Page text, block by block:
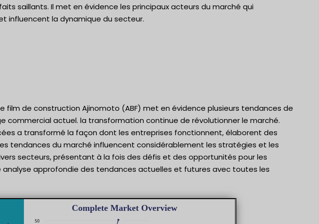
saillants. Il met en évidence les principaux acteurs du marché qui
influencent la dynamique du secteur.
film de construction Ajinomoto (ABF) met en évidence plusieurs tendances de
commercial actuel. la transformation continue de révolutionner le marché.
a transformé la façon dont les entreprises fonctionnent, élaborent des
tendances du marché influencent considérablement les stratégies et les
secteurs, présentant à la fois des défis et des opportunités pour les
approfondie des tendances actuelles et futures avec toutes les